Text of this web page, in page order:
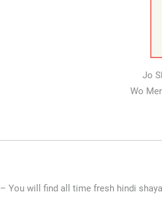
Jo
Wo
You will find all time fresh hindi